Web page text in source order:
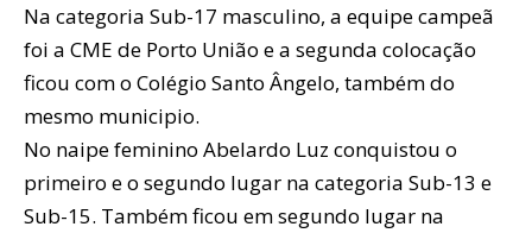
Na categoria Sub-17 masculino, a equipe campeã
foi a CME de Porto União e a segunda colocação
ficou com o Colégio Santo Ângelo, também do
mesmo municipio.
No naipe feminino Abelardo Luz conquistou o
primeiro e o segundo lugar na categoria Sub-13 e
Sub-15. Também ficou em segundo lugar na